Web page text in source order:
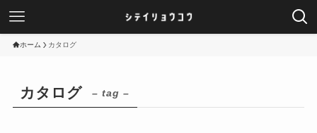
ホーム カタログ
カタログ – tag –